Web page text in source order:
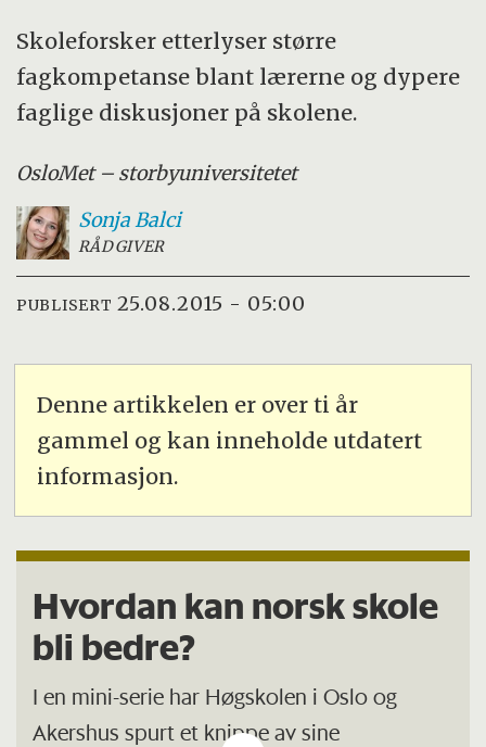
Skoleforsker etterlyser større
fagkompetanse blant lærerne og dypere
faglige diskusjoner på skolene.
OsloMet – storbyuniversitetet
SonjaBalci
RÅDGIVER
PUBLISERT 25.08.2015 - 05:00
Denne artikkelen er over ti år
gammel og kan inneholde utdatert
informasjon.
Hvordan kan norsk skole
bli bedre?
I en mini-serie har Høgskolen i Oslo og
Akershus spurt et knippe av sine